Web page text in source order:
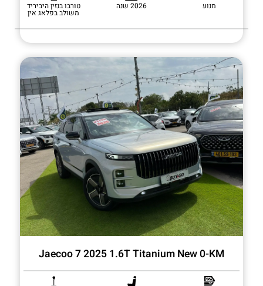
מנוע 2026 שנה טורבו בנזין היביריד
משולב בפלאג אין
Jaecoo 7 2025 1.6T Titanium New 0-KM